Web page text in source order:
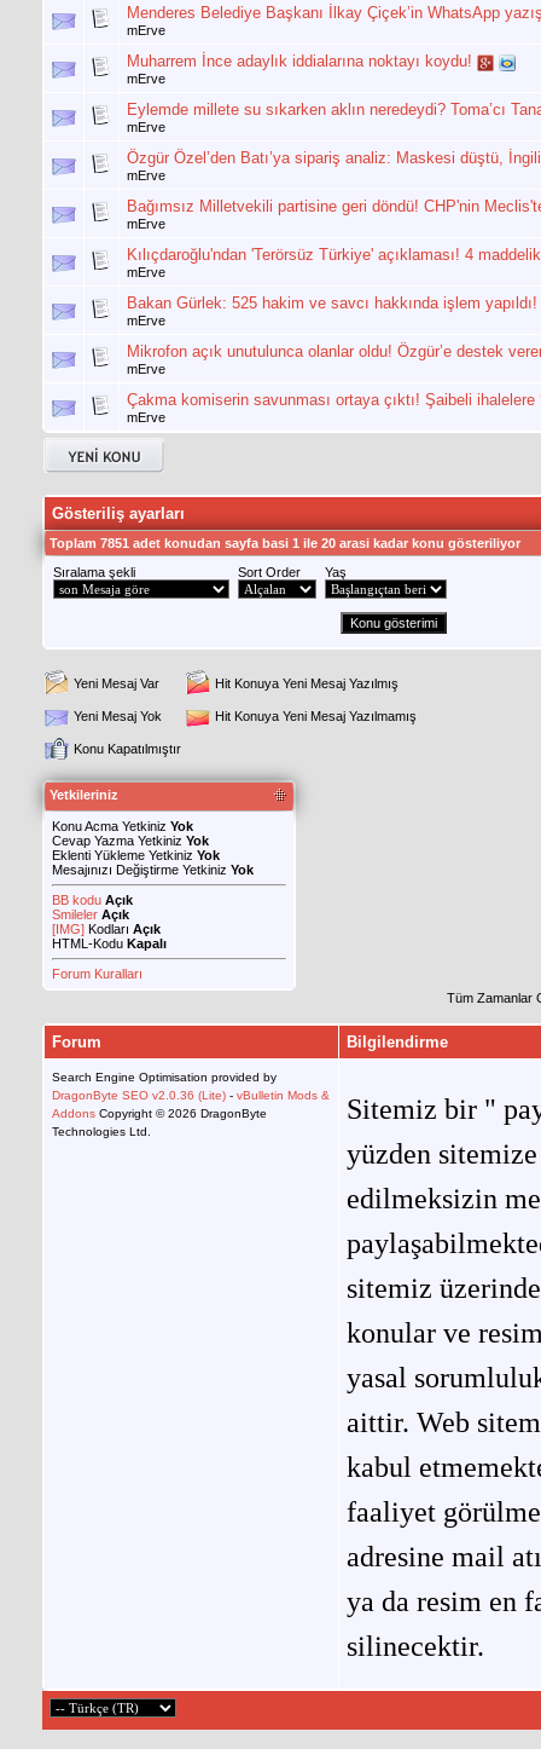
Menderes Belediye Başkanı İlkay Çiçek’in WhatsApp
mErve
Muharrem İnce adaylık iddialarına noktayı koydu!
mErve
Eylemde millete su sıkarken aklın neredeydi? Toma’cı
mErve
Özgür Özel’den Batı’ya sipariş analiz: Maskesi düştü,
mErve
Bağımsız Milletvekili partisine geri döndü! CHP'nin
mErve
Kılıçdaroğlu'ndan 'Terörsüz Türkiye' açıklaması! 4
mErve
Bakan Gürlek: 525 hakim ve savcı hakkında işlem yapıldı!
mErve
Mikrofon açık unutulunca olanlar oldu! Özgür’e destek
mErve
Çakma komiserin savunması ortaya çıktı! Şaibeli ihalelere
mErve
Gösteriliş ayarları
Toplam 7851 adet konudan sayfa basi 1 ile 20 arasi kadar konu gösteriliyor
Sıralama şekli
Sort Order Yaş
Yeni Mesaj Var Hit Konuya Yeni Mesaj Yazılmış
Yeni Mesaj Yok Hit Konuya Yeni Mesaj Yazılmamış
Konu Kapatılmıştır
Yetkileriniz
Konu Acma Yetkiniz Yok
Cevap Yazma Yetkiniz Yok
Eklenti Yükleme Yetkiniz Yok
Mesajınızı Değiştirme Yetkiniz Yok
BB kodu Açık
Smileler Açık
[IMG] Kodları Açık
HTML-Kodu Kapalı
Forum Kuralları
Tüm Zamanlar
Forum Bilgilendirme
Search Engine Optimisation provided by
DragonByte SEO v2.0.36 (Lite) - vBulletin Mods &
Addons Copyright © 2026 DragonByte
Technologies Ltd.
Sitemiz bir "
yüzden
edilmeksizin
sitemiz
konular ve
yasal
aittir. Web
kabul
faaliyet
adresine mail
ya da resim en
silinecektir.